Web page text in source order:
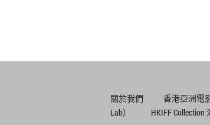
關於我們 香港亞洲電
Lab）
HKIFF